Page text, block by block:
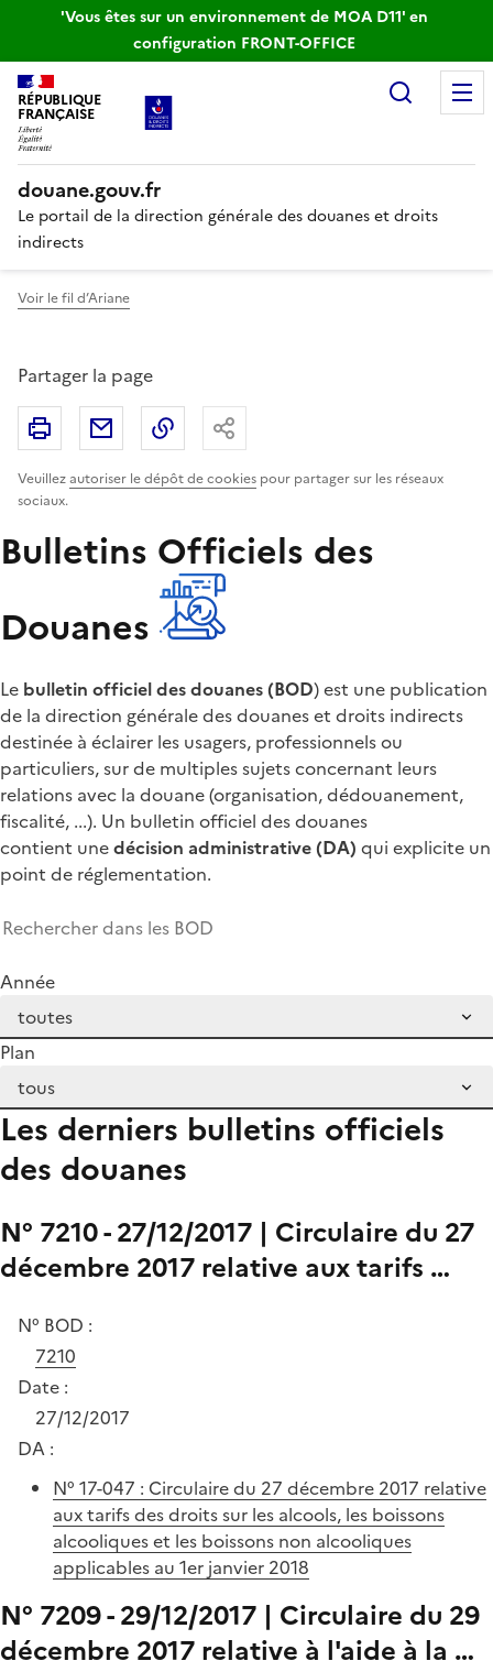
'Vous êtes sur un environnement de MOA D11' en
configuration FRONT-OFFICE
RÉPUBLIQUE
FRANÇAISE
douane.gouv.fr
Le portail de la direction générale des douanes et droits
indirects
Voir le fil d’Ariane
Partager la page
Veuillezautoriser le dépôt de cookies pour partager sur les réseaux
sociaux.
Imprimer Partager par email
Copier le lien
Bulletins Officiels des
Douanes
Le bulletin officiel des douanes (BOD) est une publication
de la direction générale des douanes et droits indirects
destinée à éclairer les usagers, professionnels ou
particuliers, sur de multiples sujets concernant leurs
relations avec la douane (organisation, dédouanement,
fiscalité, ...). Un bulletin officiel des douanes
contient unedécision administrative (DA) qui explicite un
point de réglementation.
Année
Plan
Les derniers bulletins officiels
des douanes
N° 7210 - 27/12/2017 | Circulaire du 27
décembre 2017 relative aux tarifs …
N° BOD :
7210
Date :
27/12/2017
DA :
N° 17-047 : Circulaire du 27 décembre 2017 relative
aux tarifs des droits sur les alcools, les boissons
alcooliques et les boissons non alcooliques
applicables au 1er janvier 2018
N° 7209 - 29/12/2017 | Circulaire du 29
décembre 2017 relative à l'aide à la …